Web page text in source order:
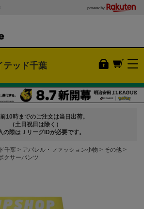
powered by
テッド千葉
10時までのご注文は当日出荷。
（土日祝日は除く）
の際はＪリーグIDが必要です。
千葉 アパレル・ファッション小物
その他
クサーパンツ